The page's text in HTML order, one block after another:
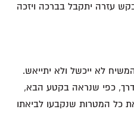
עזרה יתקבל בברכה ויזכה
המשיח לא ייכשל ולא יתייאש.
כפי שנראה בקטע הבא,
כל המטרות שנקבעו לביאתו